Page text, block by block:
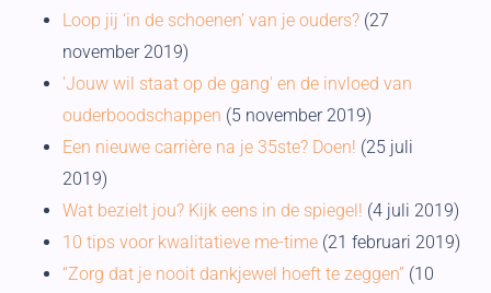
Loop jij ‘in de schoenen’ van je ouders? (27
november 2019)
'Jouw wil staat op de gang' en de invloed van
ouderboodschappen (5 november 2019)
Een nieuwe carrière na je 35ste? Doen! (25 juli
2019)
Wat bezielt jou? Kijk eens in de spiegel! (4 juli 2019)
10 tips voor kwalitatieve me-time (21 februari 2019)
“Zorg dat je nooit dankjewel hoeft te zeggen” (10